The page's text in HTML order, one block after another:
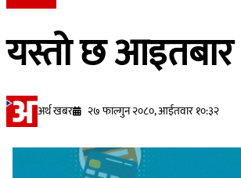
यस्तो छ आइतबार
अर्थ खबर २७ फाल्गुन २०८०, आईतवार १०:३२